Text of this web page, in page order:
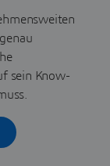
sein Know-